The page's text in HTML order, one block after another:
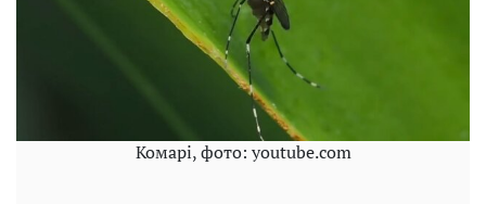
Комарі, фото: youtube.com